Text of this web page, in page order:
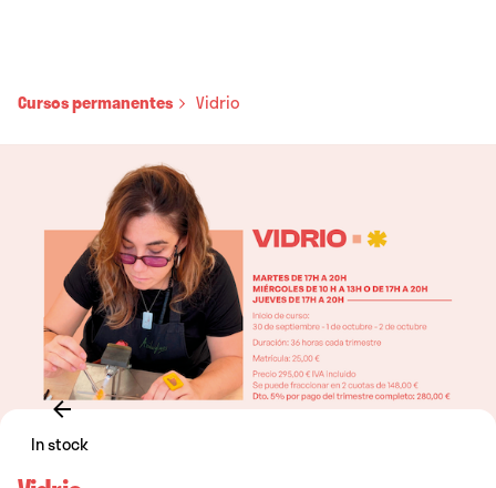
Cursos permanentes Vidrio
In stock